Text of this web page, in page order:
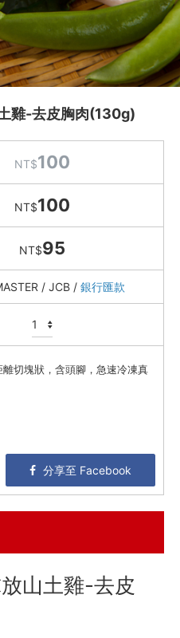
雞-去皮胸肉(130g)
NT$100
NT$100
NT$95
/ JCB / 銀行匯款
切塊狀，含頭腳，急速冷凍真
分享至 Facebook
山土雞-去皮